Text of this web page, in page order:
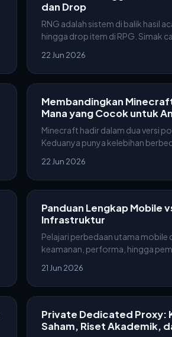
dan Drop
RNG adalah sistem di balik hasil
hingga drop item di RPG. Simak
22 Jun 2026
Membandingkan
Mana yang Cocok untuk
Minecraft hadir dalam dua versi
Keduanya punya kelebihan
22 Jun 2026
Panduan Lengkap Mobile
Infrastruktur
Pelajari perbedaan utama
keamanan, performa, hingga
21 Jun 2026
Private Dedicated Proxy:
Saham, Riset Akademik,